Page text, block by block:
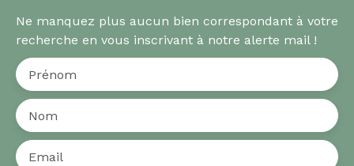
Ne manquez plus aucun bien correspondant à votre
recherche en vous inscrivant à notre alerte mail !
Prénom
Nom
Email